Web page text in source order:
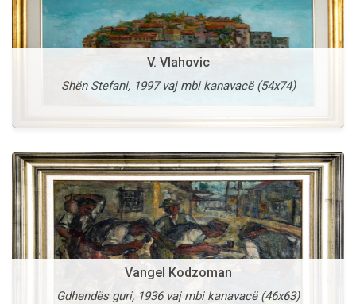
V. Vlahovic
Shën Stefani, 1997 vaj mbi kanavacë (54x74)
Vangel Kodzoman
Gdhendës guri, 1936 vaj mbi kanavacë (46x63)
Vangel Kodzoman
Shkupi i Vjetër, 1953 vaj mbi karton (42x60)
Vangel Naumovski
Drita Qiellore, 1995 vaj mbi kanavacë (138x98)